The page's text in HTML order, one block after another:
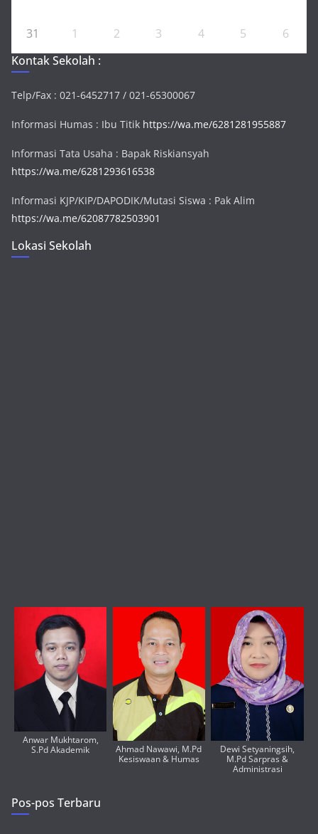
31 1 2 3 4 5
6
Kontak Sekolah :
Telp/Fax : 021-6452717 / 021-65300067
Informasi Humas : Ibu Titik https://wa.me/6281281955887
Informasi Tata Usaha : Bapak Riskiansyah
https://wa.me/6281293616538
Informasi KJP/KIP/DAPODIK/Mutasi Siswa : Pak Alim
https://wa.me/62087782503901
Lokasi Sekolah
Anwar Mukhtarom,
S.Pd Akademik
Ahmad Nawawi, M.Pd
Kesiswaan & Humas
Dewi Setyaningsih,
M.Pd Sarpras &
Administrasi
Pos-pos Terbaru